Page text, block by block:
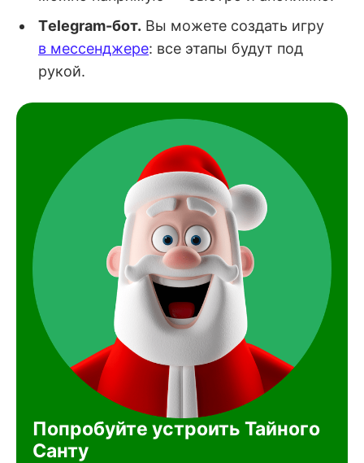
Тelegram-бот. Вы можете создать игру
в мессенджере: все этапы будут под
рукой.
Попробуйте устроить Тайного
Санту